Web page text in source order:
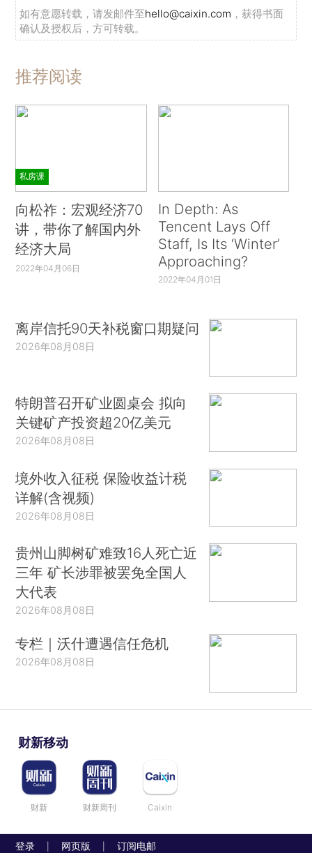
如有意愿转载，请发邮件至hello@caixin.com ，获得书面
确认及授权后，方可转载。
推荐阅读
私房课
向松祚：宏观经济70
讲，带你了解国内外
经济大局
2022年04月06日
In Depth: As
Tencent Lays Off
Staff, Is Its ‘Winter’
Approaching?
2022年04月01日
离岸信托90天补税窗口期疑问
2026年08月08日
特朗普召开矿业圆桌会 拟向
关键矿产投资超20亿美元
2026年08月08日
境外收入征税 保险收益计税
详解(含视频)
2026年08月08日
贵州山脚树矿难致16人死亡近
三年 矿长涉罪被罢免全国人
大代表
2026年08月08日
专栏｜沃什遭遇信任危机
2026年08月08日
财新移动
财新 财新周刊 Caixin
登录 网页版 订阅电邮